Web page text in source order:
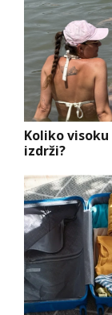
Koliko
izdrži?